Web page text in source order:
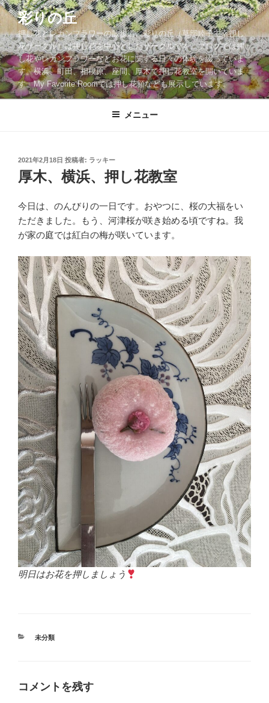
コ
ン
テ
ン
ツ
へ
ス
彩りの丘
押し花とレカンフラワーの散歩道。彩りの丘（草部睦子主宰押し
花サークル）は押し花を中心としたサークルです。ブログでは押
し花やレカンフラワーなどお花に関する日々の体験を綴っていま
す。横浜、町田、相模原、座間、厚木で押し花教室を開いていま
す。My Favorite Roomでは押し花額なども展示しています。
メニュー
投
稿
日:
2021年2月18日 投稿者: ラッキー
厚木、横浜、押し花教室
今日は、のんびりの一日です。おやつに、桜の大福をい
ただきました。もう、河津桜が咲き始める頃ですね。我
が家の庭では紅白の梅が咲いています。
明日はお花を押しましょう
カ
未分類
コメントを残す